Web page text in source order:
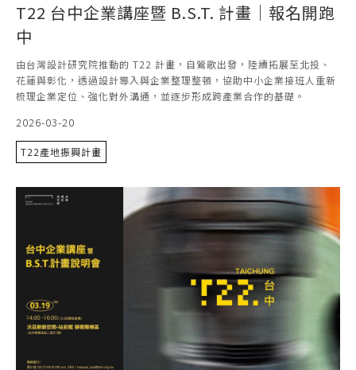
T22 台中企業講座暨 B.S.T. 計畫｜報名開跑
中
由台灣設計研究院推動的 T22 計畫，自鶯歌出發，陸續拓展至北投、
花蓮與彰化，透過設計導入與企業整理整頓，協助中小企業接班人重新
梳理企業定位、強化對外溝通，並逐步形成跨產業合作的基礎。
2026-03-20
T22產地振興計畫